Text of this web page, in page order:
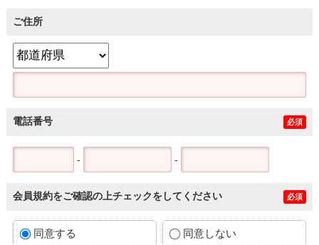
ご住所
電話番号 必須
- -
会員規約をご確認の上チェックをしてください 必須
同意する 同意しない